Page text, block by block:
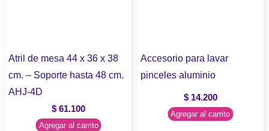
Atril de mesa 44 x 36 x 38
cm. – Soporte hasta 48 cm.
AHJ-4D
$ 61.100
Agregar al carrito
Accesorio para lavar
pinceles aluminio
$14.200
Agregar al carrito